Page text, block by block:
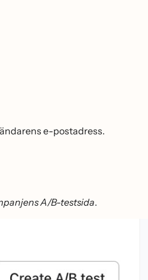
e-postadress.
A/B-testsida.